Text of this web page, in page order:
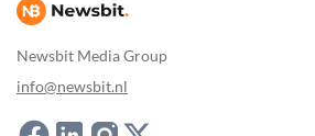
Newsbit Media Group
info@newsbit.nl